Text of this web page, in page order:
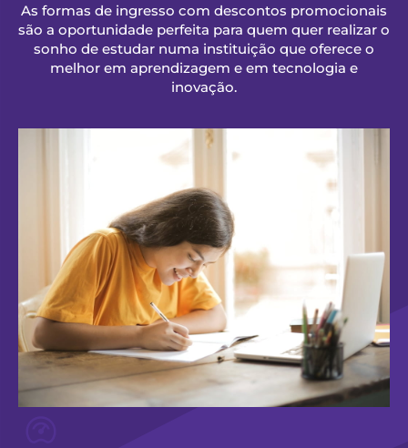
As formas de ingresso com descontos promocionais
são a oportunidade perfeita para quem quer realizar o
sonho de estudar numa instituição que oferece o
melhor em aprendizagem e em tecnologia e
inovação.